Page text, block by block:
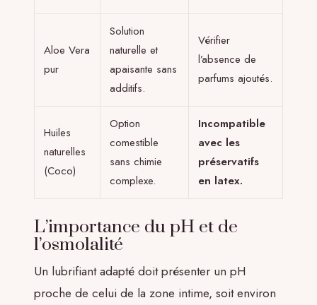
Aloe Vera
pur
Solution
naturelle et
apaisante sans
additifs.
Vérifier
l’absence de
parfums ajoutés.
Huiles
naturelles
(Coco)
Option
comestible
sans chimie
complexe.
Incompatible
avec les
préservatifs
en latex.
L’importance du pH et de
l’osmolalité
Un lubrifiant adapté doit présenter un pH
proche de celui de la zone intime, soit environ